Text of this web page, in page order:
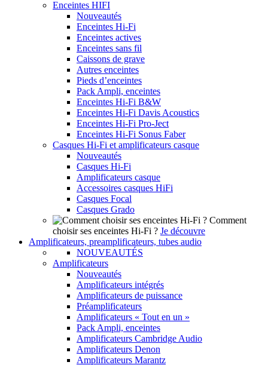
Enceintes HIFI
Nouveautés
Enceintes Hi-Fi
Enceintes actives
Enceintes sans fil
Caissons de grave
Autres enceintes
Pieds d’enceintes
Pack Ampli, enceintes
Enceintes Hi-Fi B&W
Enceintes Hi-Fi Davis Acoustics
Enceintes Hi-Fi Pro-Ject
Enceintes Hi-Fi Sonus Faber
Casques Hi-Fi et amplificateurs casque
Nouveautés
Casques Hi-Fi
Amplificateurs casque
Accessoires casques HiFi
Casques Focal
Casques Grado
Comment
choisir ses enceintes Hi-Fi ? Je découvre
Amplificateurs, preamplificateurs, tubes audio
NOUVEAUTÉS
Amplificateurs
Nouveautés
Amplificateurs intégrés
Amplificateurs de puissance
Préamplificateurs
Amplificateurs « Tout en un »
Pack Ampli, enceintes
Amplificateurs Cambridge Audio
Amplificateurs Denon
Amplificateurs Marantz